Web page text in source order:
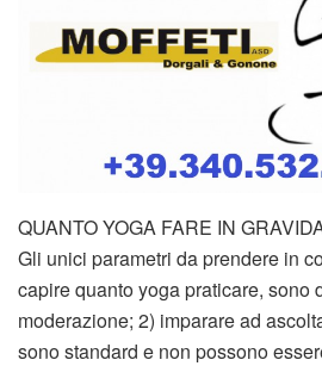
QUANTO YOGA FARE IN
Gli unici parametri da prendere in
capire quanto yoga praticare, sono
moderazione; 2) imparare ad
sono standard e non possono